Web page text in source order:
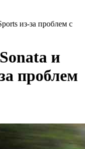
из-за проблем с
и
проблем